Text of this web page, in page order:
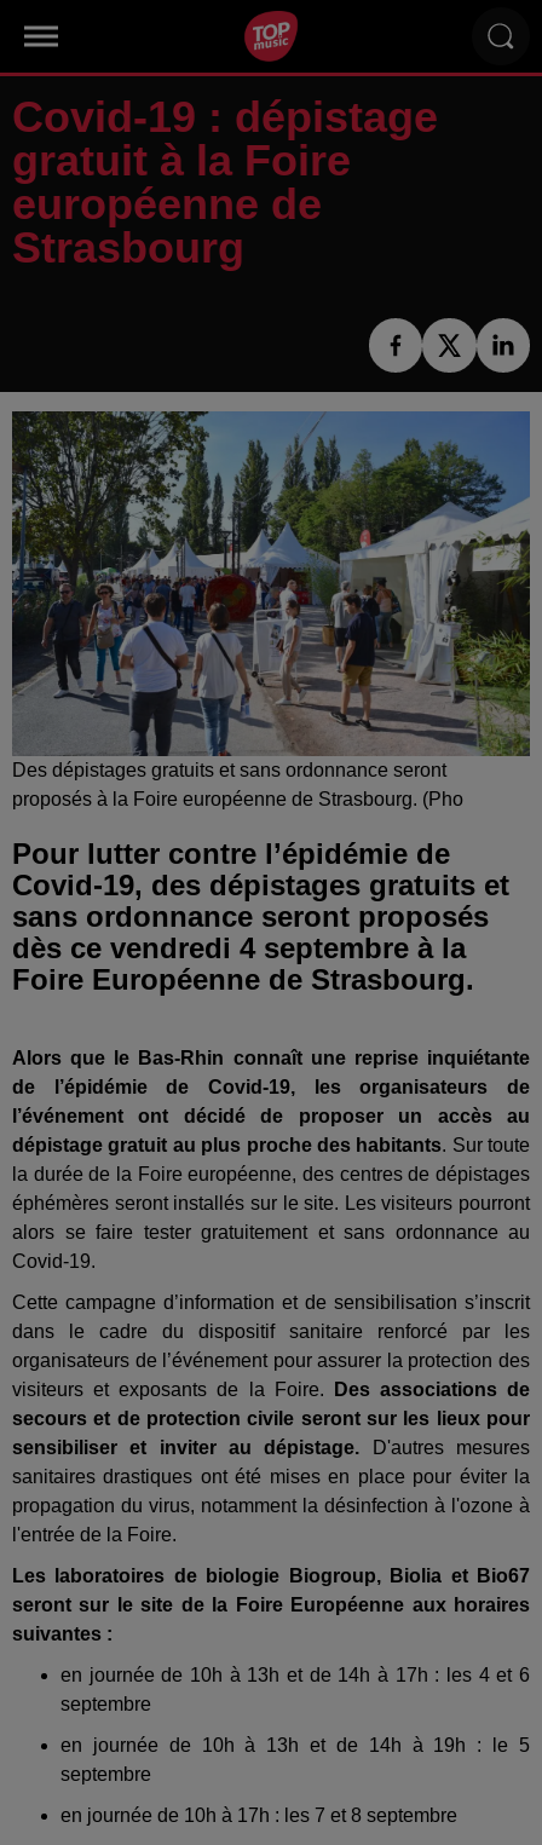
Covid-19 : dépistage
gratuit à la Foire
européenne de
Strasbourg
Des dépistages gratuits et sans ordonnance seront
proposés à la Foire européenne de Strasbourg. (Pho
Pour lutter contre l’épidémie de
Covid-19, des dépistages gratuits et
sans ordonnance seront proposés
dès ce vendredi 4 septembre à la
Foire Européenne de Strasbourg.
Alors que le Bas-Rhin connaît une reprise inquiétante
de l’épidémie de Covid-19, les organisateurs de
l’événement ont décidé de proposer un accès au
dépistage gratuit au plus proche des habitants. Sur toute
la durée de la Foire européenne, des centres de dépistages
éphémères seront installés sur le site. Les visiteurs pourront
alors se faire tester gratuitement et sans ordonnance au
Covid-19.
Cette campagne d’information et de sensibilisation s’inscrit
dans le cadre du dispositif sanitaire renforcé par les
organisateurs de l’événement pour assurer la protection des
visiteurs et exposants de la Foire.
Des associations de
secours et de protection civile seront sur les lieux pour
sensibiliser et inviter au dépistage.
D'autres mesures
sanitaires drastiques ont été mises en place pour éviter la
propagation du virus, notamment la désinfection à l'ozone à
l'entrée de la Foire.
Les laboratoires de biologie Biogroup, Biolia et Bio67
seront sur le site de la Foire Européenne aux horaires
suivantes :
en journée de 10h à 13h et de 14h à 17h : les 4 et 6
septembre
en journée de 10h à 13h et de 14h à 19h : le 5
septembre
en journée de 10h à 17h : les 7 et 8 septembre